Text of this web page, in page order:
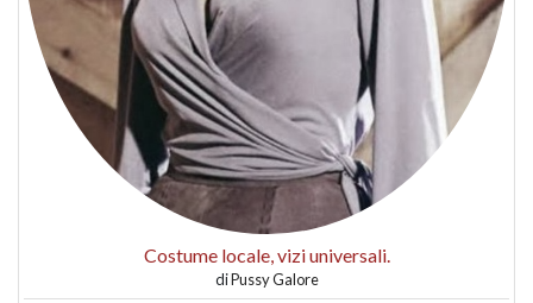
Costume locale, vizi universali.
diPussy Galore